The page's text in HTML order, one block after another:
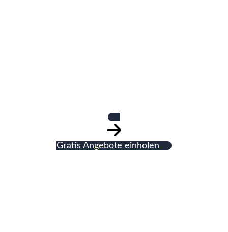
Gratis Angebote einholen